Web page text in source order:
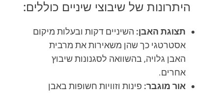
היתרונות של שיבוצי שיניים כוללים:
תצוגת האבן: השיניים דקות ובעלות מיקום
אסטרטגי כך שהן משאירות את מרבית
האבן גלויה, בהשוואה לסגנונות שיבוץ
אחרים.
אור מוגבר: פינות וזוויות חשופות באבן